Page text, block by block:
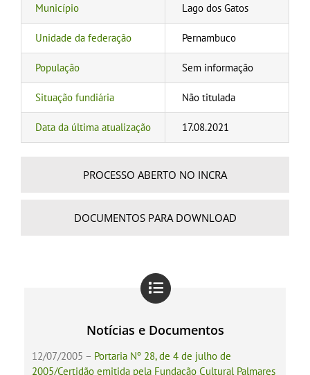
Município Lago dos Gatos
Unidade da federação Pernambuco
População Sem informação
Situação fundiária Não titulada
Data da última atualização 17.08.2021
PROCESSO ABERTO NO INCRA
DOCUMENTOS PARA DOWNLOAD
Notícias e Documentos
12/07/2005 – Portaria Nº 28, de 4 de julho de
2005/Certidão emitida pela Fundação Cultural Palmares